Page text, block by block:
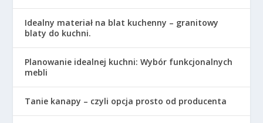
Idealny materiał na blat kuchenny – granitowy
blaty do kuchni.
Planowanie idealnej kuchni: Wybór funkcjonalnych
mebli
Tanie kanapy – czyli opcja prosto od producenta